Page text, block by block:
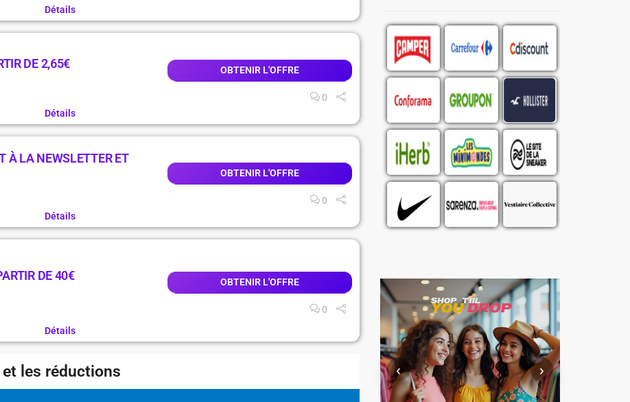
‹ ›
Détails
DE 2,65€ OBTENIR L'OFFRE
0
Détails
À LA NEWSLETTER ET
OBTENIR L'OFFRE
0
Détails
DE 40€ OBTENIR L'OFFRE
0
Détails
les réductions